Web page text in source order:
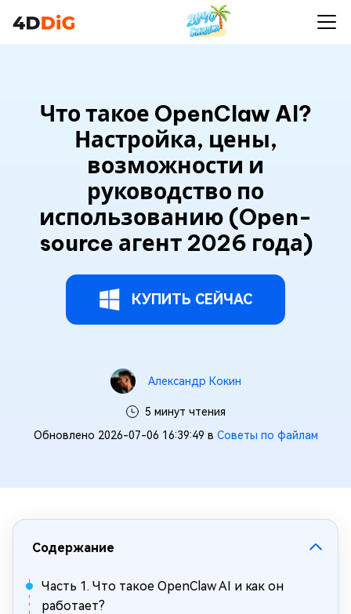
Что такое OpenClaw AI?
Настройка, цены,
возможности и
руководство по
использованию (Open-
source агент 2026 года)
КУПИТЬ СЕЙЧАС
Александр Кокин
5 минут чтения
Обновлено 2026-07-06 16:39:49 в Советы по файлам
Содержание
Часть 1. Что такое OpenClaw AI и как он
работает?